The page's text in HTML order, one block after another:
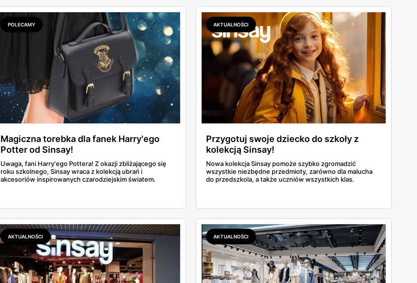
POLECAMY
Magiczna torebka dla fanek Harry'ego
Potter od Sinsay!
Uwaga, fani Harry'ego Pottera! Z okazji zbliżającego się
roku szkolnego, Sinsay wraca z kolekcją ubrań i
akcesoriów inspirowanych czarodziejskim światem.
AKTUALNOŚCI
Przygotuj swoje dziecko do szkoły z
kolekcją Sinsay!
Nowa kolekcja Sinsay pomoże szybko zgromadzić
wszystkie niezbędne przedmioty, zarówno dla malucha
do przedszkola, a także uczniów wszystkich klas.
AKTUALNOŚCI AKTUALNOŚCI